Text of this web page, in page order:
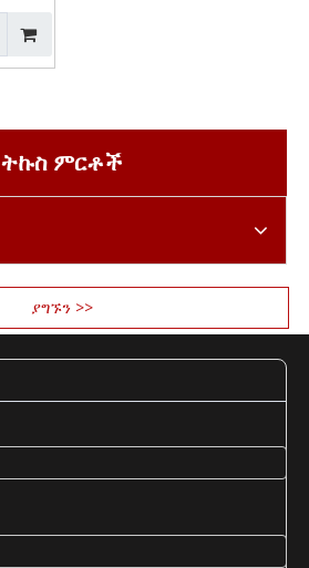
ትኩስ ምርቶች
ያግኙን >>